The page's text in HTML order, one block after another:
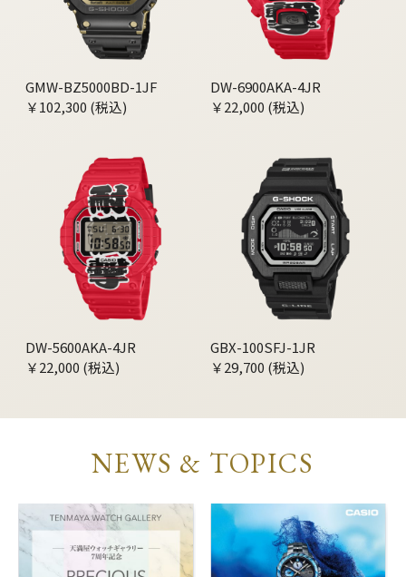
GMW-BZ5000BD-1JF
￥102,300 (税込)
DW-6900AKA-4JR
￥22,000 (税込)
DW-5600AKA-4JR
￥22,000 (税込)
GBX-100SFJ-1JR
￥29,700 (税込)
NEWS & TOPICS